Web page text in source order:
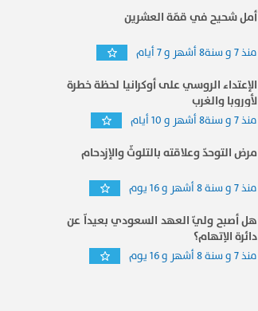
أمل شحيح في قمّة العشرين
منذ 7 و سنة8 أشهر و 7 أيام
الإعتداء الروسي على أوكرانيا لحظة خطرة
لأوروبا والغرب
منذ 7 و سنة8 أشهر و 10 أيام
مرض التوحدّ وعلاقته بالتلوثّ والإزدحام
منذ 7 و سنة 8 أشهر و 16 يوم
هل أصبح وليّ العهد السعودي بعيداّ عن
دائرة الإتهام؟
منذ 7 و سنة 8 أشهر و 16 يوم